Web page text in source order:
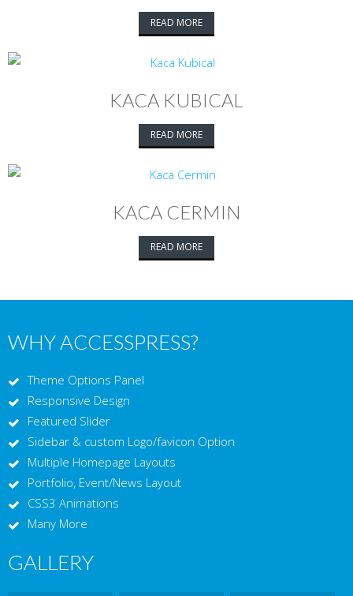
READ MORE
KACA KUBICAL
READ MORE
KACA CERMIN
READ MORE
WHY ACCESSPRESS?
Theme Options Panel
Responsive Design
Featured Slider
Sidebar & custom Logo/favicon Option
Multiple Homepage Layouts
Portfolio, Event/News Layout
CSS3 Animations
Many More
GALLERY